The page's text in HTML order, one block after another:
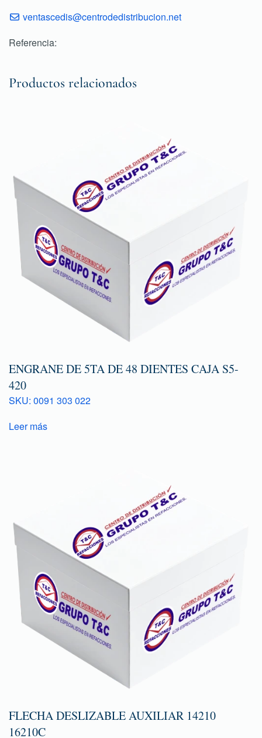
ventascedis@centrodedistribucion.net
Referencia:
Productos relacionados
ENGRANE DE 5TA DE 48 DIENTES CAJA S5-
420
SKU: 0091 303 022
Leer más
FLECHA DESLIZABLE AUXILIAR 14210
16210C